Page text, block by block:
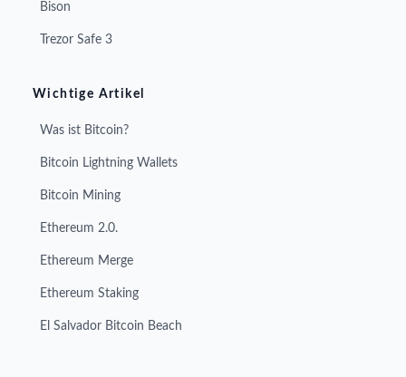
Bison
Trezor Safe 3
Wichtige Artikel
Was ist Bitcoin?
Bitcoin Lightning Wallets
Bitcoin Mining
Ethereum 2.0.
Ethereum Merge
Ethereum Staking
El Salvador Bitcoin Beach